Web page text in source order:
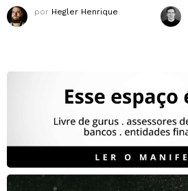
por Hegler Henrique